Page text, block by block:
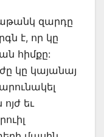
զարդը
է, որ կը
հիմքը:
կը կայանայ
եւ